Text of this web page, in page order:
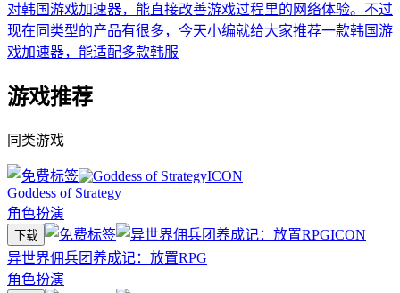
对韩国游戏加速器，能直接改善游戏过程里的网络体验。不过
现在同类型的产品有很多，今天小编就给大家推荐一款韩国游
戏加速器，能适配多款韩服
游戏推荐
同类游戏
Goddess of Strategy
角色扮演
下载
异世界佣兵团养成记：放置RPG
角色扮演